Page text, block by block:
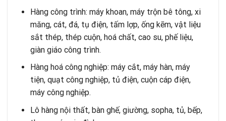
Hàng công trình: máy khoan, máy trộn bê tông, xi
măng, cát, đá, tụ điện, tấm lợp, ống kẽm, vật liệu
sắt thép, thép cuộn, hoá chất, cao su, phế liệu,
giàn giáo công trình.
Hàng hoá công nghiệp: máy cắt, máy hàn, máy
tiện, quạt công nghiệp, tủ điện, cuộn cáp điện,
máy công nghiệp.
Lô hàng nội thất, bàn ghế, giường, sopha, tủ, bếp,